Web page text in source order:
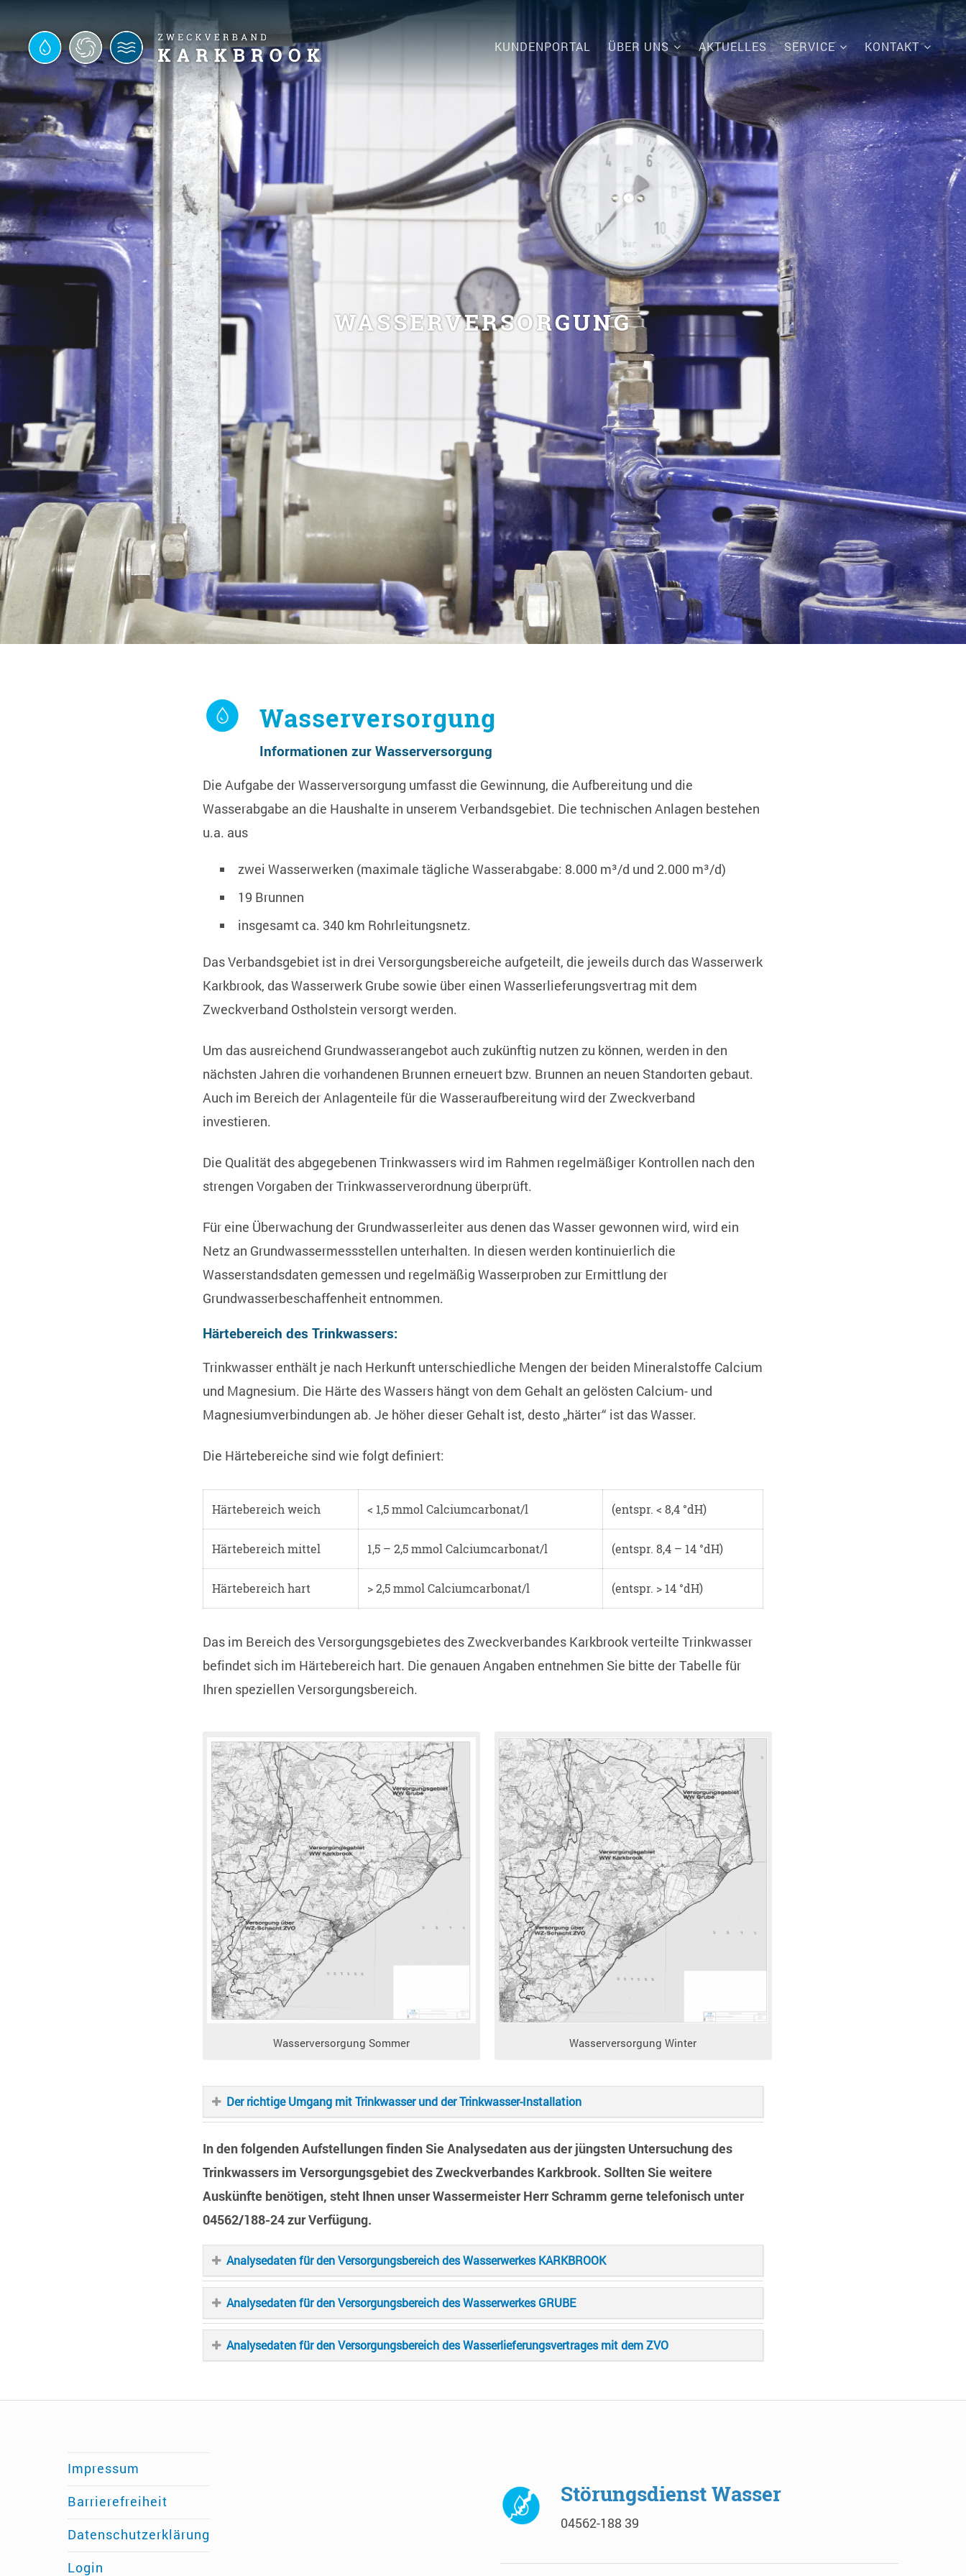
KUNDENPORTAL ÜBER UNS AKTUELLES SERVICE KONTAKT
WASSERVERSORGUNG
Wasserversorgung
Informationen zur Wasserversorgung
Die Aufgabe der Wasserversorgung umfasst die Gewinnung, die Aufbereitung und die
Wasserabgabe an die Haushalte in unserem Verbandsgebiet. Die technischen Anlagen bestehen
u.a. aus
zwei Wasserwerken (maximale tägliche Wasserabgabe: 8.000 m³/d und 2.000 m³/d)
19 Brunnen
insgesamt ca. 340 km Rohrleitungsnetz.
Das Verbandsgebiet ist in drei Versorgungsbereiche aufgeteilt, die jeweils durch das Wasserwerk
Karkbrook, das Wasserwerk Grube sowie über einen Wasserlieferungsvertrag mit dem
Zweckverband Ostholstein versorgt werden.
Um das ausreichend Grundwasser­angebot auch zukünftig nutzen zu können, werden in den
nächsten Jahren die vorhandenen Brunnen erneuert bzw. Brunnen an neuen Standorten gebaut.
Auch im Bereich der Anlagenteile für die Wasseraufbereitung wird der Zweckverband
investieren.
Die Qualität des abgegebenen Trinkwassers wird im Rahmen regelmäßiger Kontrollen nach den
strengen Vorgaben der Trinkwasserverordnung überprüft.
Für eine Überwachung der Grundwasserleiter aus denen das Wasser gewonnen wird, wird ein
Netz an Grundwassermessstellen unterhalten. In diesen werden kontinuierlich die
Wasserstandsdaten gemessen und regelmäßig Wasserproben zur Ermittlung der
Grundwasserbeschaffenheit entnommen.
Härtebereich des Trinkwassers:
Trinkwasser enthält je nach Herkunft unterschiedliche Mengen der beiden Mineralstoffe Calcium
und Magnesium. Die Härte des Wassers hängt von dem Gehalt an gelösten Calcium- und
Magnesiumverbindungen ab. Je höher dieser Gehalt ist, desto „härter“ ist das Wasser.
Die Härtebereiche sind wie folgt definiert:
Härtebereich weich < 1,5 mmol Calciumcarbonat/l (entspr. < 8,4 °dH)
Härtebereich mittel 1,5 – 2,5 mmol Calciumcarbonat/l (entspr. 8,4 – 14 °dH)
Härtebereich hart > 2,5 mmol Calciumcarbonat/l (entspr. > 14 °dH)
Das im Bereich des Versorgungsgebietes des Zweckverbandes Karkbrook verteilte Trinkwasser
befindet sich im Härtebereich hart. Die genauen Angaben entnehmen Sie bitte der Tabelle für
Ihren speziellen Versorgungsbereich.
Wasserversorgung Sommer Wasserversorgung Winter
Der richtige Umgang mit Trinkwasser und der Trinkwasser-Installation
In den folgenden Aufstellungen finden Sie Analysedaten aus der jüngsten Untersuchung des
Trinkwassers im Versorgungsgebiet des Zweckverbandes Karkbrook. Sollten Sie weitere
Auskünfte benötigen, steht Ihnen unser Wassermeister Herr Schramm gerne telefonisch unter
04562/188-24 zur Verfügung.
Analysedaten für den Versorgungsbereich des Wasserwerkes KARKBROOK
Analysedaten für den Versorgungsbereich des Wasserwerkes GRUBE
Analysedaten für den Versorgungsbereich des Wasserlieferungsvertrages mit dem ZVO
Impressum
Barrierefreiheit
Datenschutzerklärung
Login
Störungsdienst Wasser
04562-188 39